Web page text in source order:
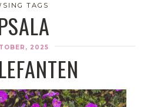
TAGS
2025